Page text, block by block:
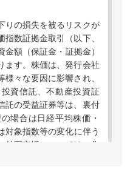
りの損失を被るリスクが
数証拠金取引（以下、
金額（保証金・証拠金）
ます。株価は、発行会社
々な要因に影響され、
資信託、不動産投資証
託の受益証券等は、裏付
場合は日経平均株価・
対象指数等の変化に伴う
外国市場については、為